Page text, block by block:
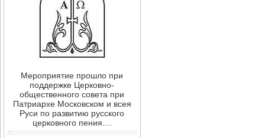
Мероприятие прошло при
поддержке Церковно-
общественного совета при
Патриархе Московском и всея
Руси по развитию русского
церковного пения....